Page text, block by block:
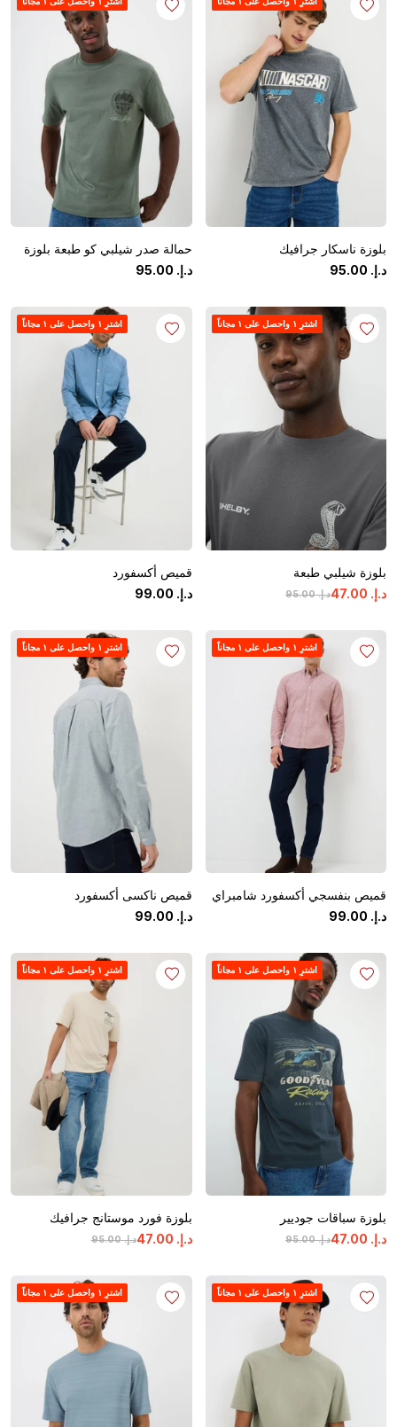
بلوزة ناسكار جرافيك
د.إ.
95.00
حمالة صدر شيلبي كو طبعة بلوزة
د.إ.
95.00
اشترِ ١ واحصل على ١ مجاناً
بلوزة شيلبي طبعة
د.إ.‏
95.00 د.إ. 47.00
اشترِ ١ واحصل على ١ مجاناً
قميص أكسفورد
د.إ.
99.00
اشترِ ١ واحصل على ١ مجاناً
قميص بنفسجي أكسفورد شامبراي
د.إ.
99.00
اشترِ ١ واحصل على ١ مجاناً
قميص ناكسى أكسفورد
د.إ.
99.00
اشترِ ١ واحصل على ١ مجاناً
بلوزة سباقات جوديير
د.إ.‏
95.00 د.إ. 47.00
اشترِ ١ واحصل على ١ مجاناً
بلوزة فورد موستانج جرافيك
د.إ.‏
95.00 د.إ. 47.00
اشترِ ١ واحصل على ١ مجاناً اشترِ ١ واحصل على ١ مجاناً